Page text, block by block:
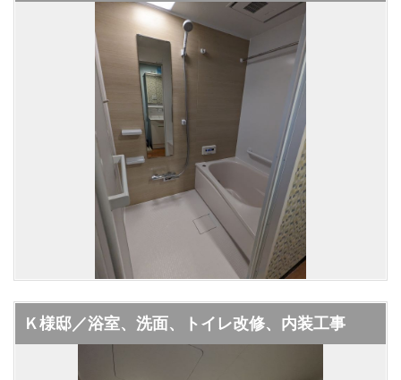
Ｋ様邸／浴室、洗面、トイレ改修、内装工事